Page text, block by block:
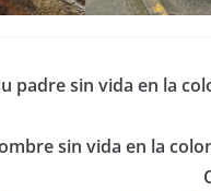
padre sin vida en la
sin vida en la